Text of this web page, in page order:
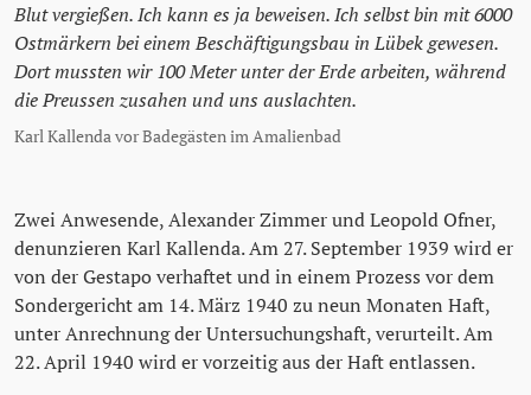
Blut vergießen. Ich kann es ja beweisen. Ich selbst bin mit 6000
Ostmärkern bei einem Beschäftigungsbau in Lübek gewesen.
Dort mussten wir 100 Meter unter der Erde arbeiten, während
die Preussen zusahen und uns auslachten.
Karl Kallenda vor Badegästen im Amalienbad
Zwei Anwesende, Alexander Zimmer und Leopold Ofner,
denunzieren Karl Kallenda. Am 27. September 1939 wird er
von der Gestapo verhaftet und in einem Prozess vor dem
Sondergericht am 14. März 1940 zu neun Monaten Haft,
unter Anrechnung der Untersuchungshaft, verurteilt. Am
22. April 1940 wird er vorzeitig aus der Haft entlassen.